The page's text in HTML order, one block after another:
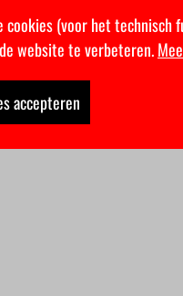
cookies (voor het technisch
website te verbeteren.
accepteren